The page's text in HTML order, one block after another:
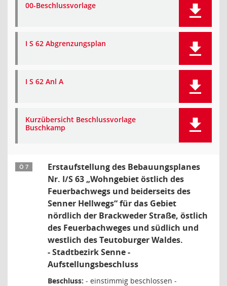
00-Beschlussvorlage
I S 62 Abgrenzungsplan
I S 62 Anl A
Kurzübersicht Beschlussvorlage
Buschkamp
Ö 7
Erstaufstellung des Bebauungsplanes
Nr. I/S 63 „Wohngebiet östlich des
Feuerbachwegs und beiderseits des
Senner Hellwegs“ für das Gebiet
nördlich der Brackweder Straße, östlich
des Feuerbachweges und südlich und
westlich des Teutoburger Waldes.
- Stadtbezirk Senne -
Aufstellungsbeschluss
Beschluss: - einstimmig beschlossen -